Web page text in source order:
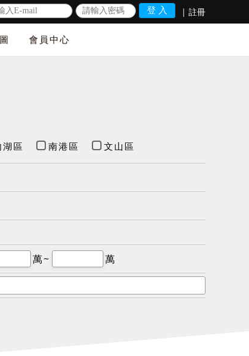
| 註冊
會員中心
湖區 南港區 文山區
萬~
萬